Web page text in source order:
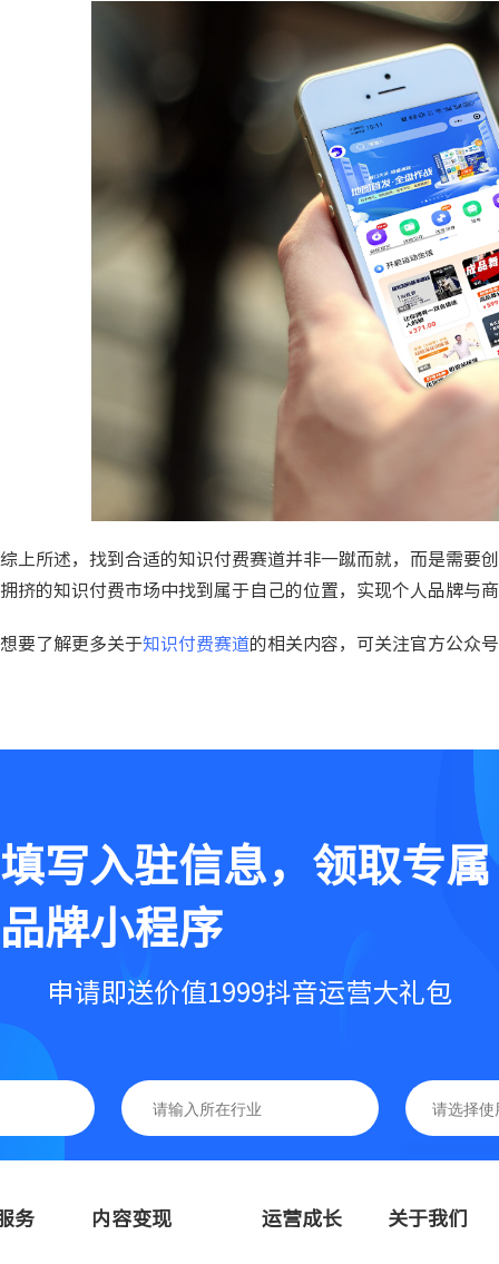
综上所述，找到合适的知识付费赛道并非一蹴而就，而是需要
拥挤的知识付费市场中找到属于自己的位置，实现个人品牌与
想要了解更多关于知识付费赛道的相关内容，可关注官方公众
填写入驻信息，领取专属
品牌小程序
申请即送价值1999抖音运营大礼包
高级版
务 内容变现 运营成长 关于我们